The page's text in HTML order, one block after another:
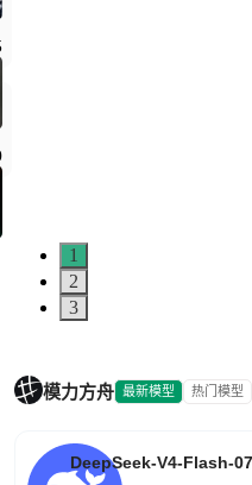
1
2
3
模力方舟 最新模型 热门模型
DeepSeek-V4-Flash-